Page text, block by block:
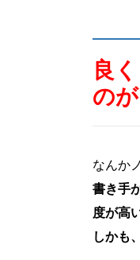
良
の
なんか
書き手
度が高
しかも